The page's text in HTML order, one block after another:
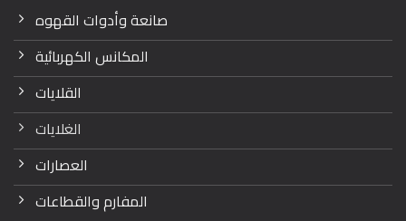
صانعة وأدوات القهوه
المكانس الكهربائية
القلايات
الغلايات
العصارات
المفارم والقطاعات